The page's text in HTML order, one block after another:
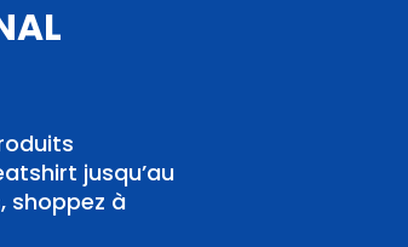
jusqu’au
shoppez à